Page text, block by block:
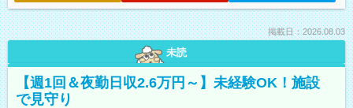
掲載日：2026.08.03
未読
【週1回＆夜勤日収2.6万円～】未経験OK！施設
で見守り